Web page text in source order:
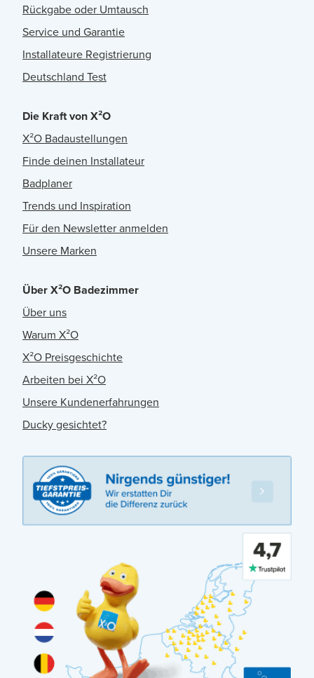
Rückgabe oder Umtausch
Service und Garantie
Installateure Registrierung
Deutschland Test
Die Kraft von X²O
X²O Badaustellungen
Finde deinen Installateur
Badplaner
Trends und Inspiration
Für den Newsletter anmelden
Unsere Marken
Über X²O Badezimmer
Über uns
Warum X²O
X²O Preisgeschichte
Arbeiten bei X²O
Unsere Kundenerfahrungen
Ducky gesichtet?